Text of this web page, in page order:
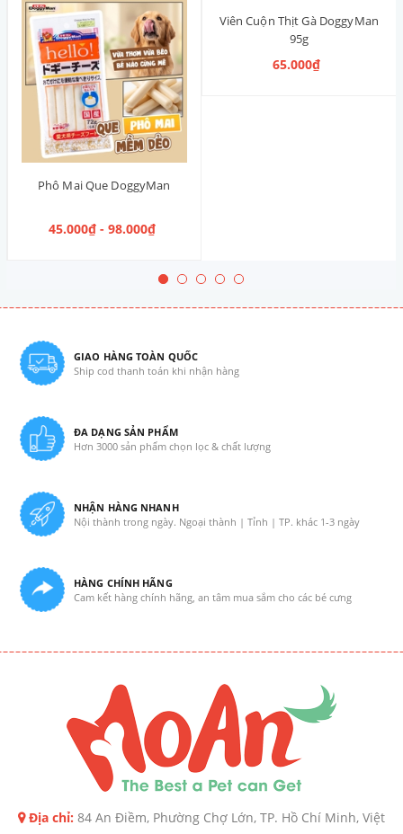
Phô Mai Que DoggyMan
45.000₫ - 98.000₫
Viên Cuộn Thịt Gà DoggyMan
95g
65.000₫
GIAO HÀNG TOÀN QUỐC
Ship cod thanh toán khi nhận hàng
ĐA DẠNG SẢN PHẨM
Hơn 3000 sản phẩm chọn lọc & chất lượng
NHẬN HÀNG NHANH
Nội thành trong ngày. Ngoại thành | Tỉnh | TP. khác 1-3 ngày
HÀNG CHÍNH HÃNG
Cam kết hàng chính hãng, an tâm mua sắm cho các bé cưng
Địa chỉ: 84 An Điềm, Phường Chợ Lớn, TP. Hồ Chí Minh, Việt